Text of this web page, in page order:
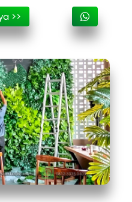
dari bahan sintetis yaitu
>>